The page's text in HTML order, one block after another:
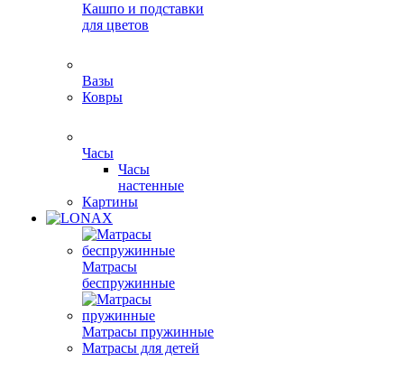
Кашпо и подставки
для цветов
Вазы
Ковры
Часы
Часы
настенные
Картины
Матрасы
беспружинные
Матрасы пружинные
Матрасы для детей